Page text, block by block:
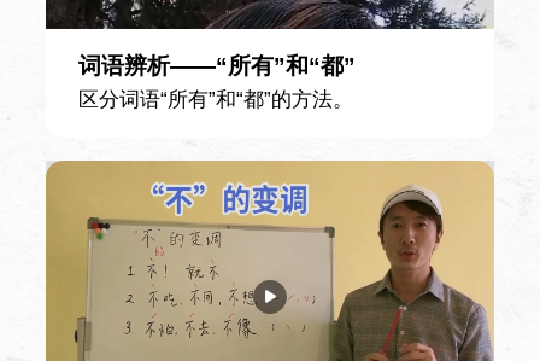
课程简介
课程重点在核心词汇和语法点的掌握与运
用，旨在是通过听说读写等技能训练，提高
词语辨析——“所有”和“都”
区分词语“所有”和“都”的方法。